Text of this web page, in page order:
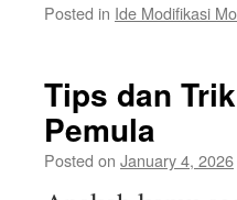
Posted in Ide Modifikasi
Tips dan
Pemula
Posted on January 4, 2026